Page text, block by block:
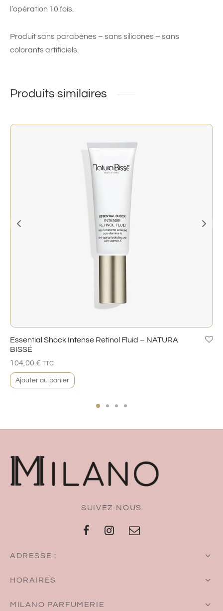
l’opération 10 fois.
Produit sans parabènes – sans silicones – sans
colorants artificiels.
Produits similaires
Essential Shock Intense Retinol Fluid – NATURA
BISSÉ
104,00 € TTC
Ajouter au panier
SUIVEZ-NOUS
ADRESSE :
HORAIRES
MILANO PARFUMERIE